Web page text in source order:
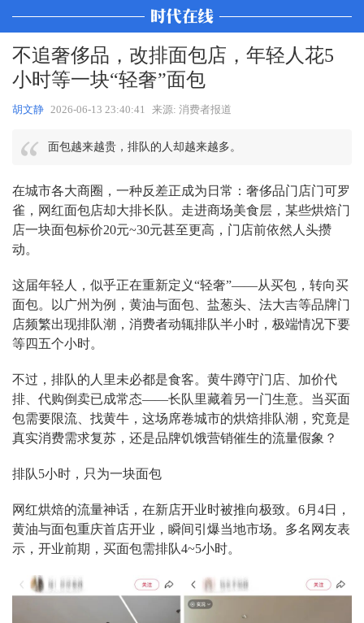
不追奢侈品，改排面包店，年轻人花5
小时等一块“轻奢”面包
胡文静 2026-06-13 23:40:41 来源: 消费者报道
面包越来越贵，排队的人却越来越多。
在城市各大商圈，一种反差正成为日常：奢侈品门店门可罗
雀，网红面包店却大排长队。走进商场美食层，某些烘焙门
店一块面包标价20元~30元甚至更高，门店前依然人头攒
动。
这届年轻人，似乎正在重新定义“轻奢”——从买包，转向买
面包。以广州为例，黄油与面包、盐葱头、法大吉等品牌门
店频繁出现排队潮，消费者动辄排队半小时，极端情况下要
等四五个小时。
不过，排队的人里未必都是食客。黄牛蹲守门店、加价代
排、代购倒卖已成常态——长队里藏着另一门生意。当买面
包需要限流、找黄牛，这场席卷城市的烘焙排队潮，究竟是
真实消费需求复苏，还是品牌饥饿营销催生的流量假象？
排队5小时，只为一块面包
网红烘焙的流量神话，在新店开业时被推向极致。6月4日，
黄油与面包重庆首店开业，瞬间引爆当地市场。多名网友表
示，开业前期，买面包需排队4~5小时。